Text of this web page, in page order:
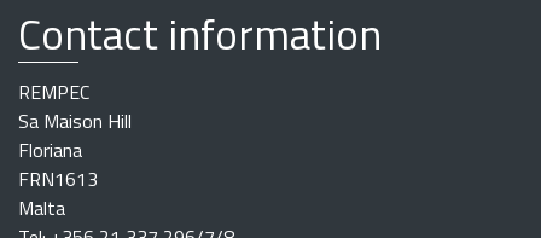
Contact information
REMPEC
Sa Maison Hill
Floriana
FRN1613
Malta